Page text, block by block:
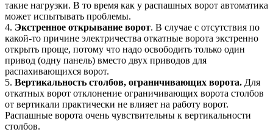
такие нагрузки. В то время как у распашных ворот автоматика
может испытывать проблемы.
4. Экстренное открывание ворот. В случае с отсутствия по
какой-то причине электричества откатные ворота экстренно
открыть проще, потому что надо освободить только один
привод (одну панель) вместо двух приводов для
распахивающихся ворот.
5. Вертикальность столбов, ограничивающих ворота. Для
откатных ворот отклонение ограничивающих ворота столбов
от вертикали практически не влияет на работу ворот.
Распашные ворота очень чувствительны к вертикальности
столбов.